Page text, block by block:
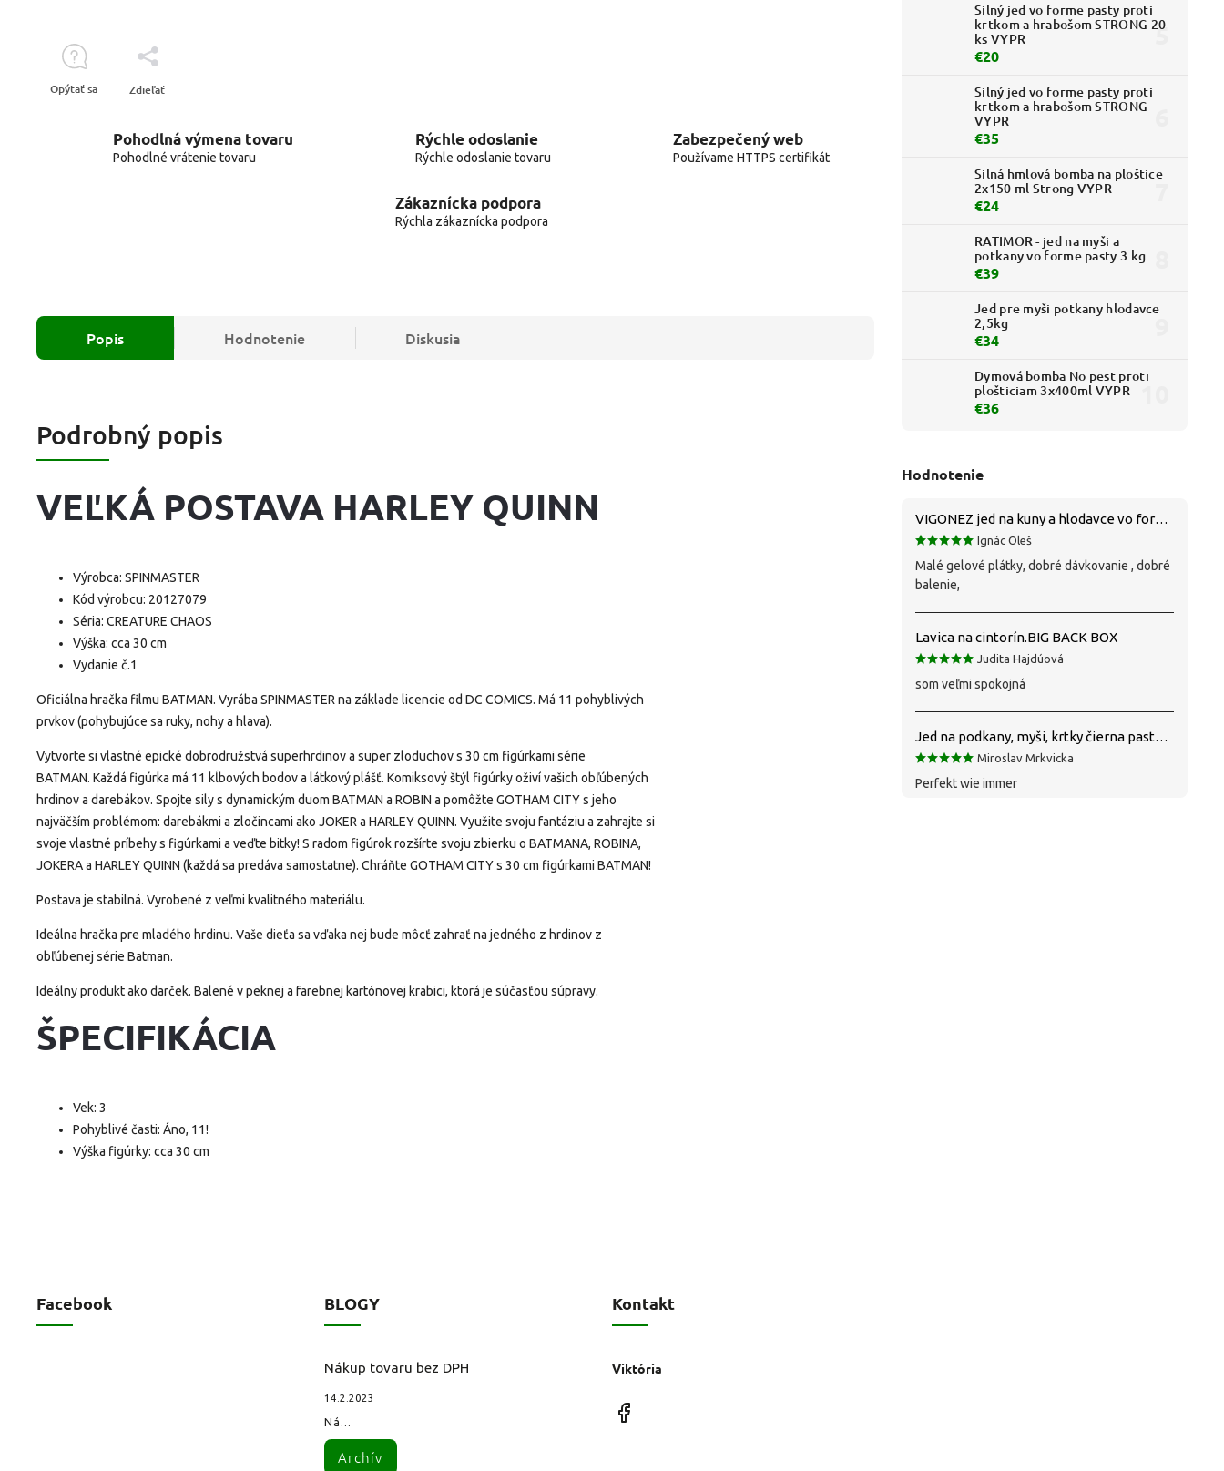
Silný jed vo forme pasty proti
krtkom a hrabošom STRONG 20
ks VYPR
€20
Silný jed vo forme pasty proti
krtkom a hrabošom STRONG
VYPR
€35
Silná hmlová bomba na ploštice
2x150 ml Strong VYPR
€24
RATIMOR - jed na myši a
potkany vo forme pasty 3 kg
€39
Jed pre myši potkany hlodavce
2,5kg
€34
Dymová bomba No pest proti
plošticiam 3x400ml VYPR
€36
Hodnotenie
VIGONEZ jed na kuny a hlodavce vo forme pasty 1,5 kg
Ignác Oleš
Malé gelové plátky, dobré dávkovanie , dobré
balenie,
Lavica na cintorín.BIG BACK BOX
Judita Hajdúová
som veľmi spokojná
Jed na podkany, myši, krtky čierna pasta silná 1 kg VYPR
Miroslav Mrkvicka
Perfekt wie immer
Opýtať sa Zdieľať
Pohodlná výmena tovaru
Pohodlné vrátenie tovaru
Rýchle odoslanie
Rýchle odoslanie tovaru
Zabezpečený web
Používame HTTPS certifikát
Zákaznícka podpora
Rýchla zákaznícka podpora
Popis Hodnotenie Diskusia
Podrobný popis
VEĽKÁ POSTAVA HARLEY QUINN
Výrobca: SPINMASTER
Kód výrobcu: 20127079
Séria: CREATURE CHAOS
Výška: cca 30 cm
Vydanie č.1
Oficiálna hračka filmu BATMAN. Vyrába SPINMASTER na základe licencie od DC COMICS. Má 11 pohyblivých
prvkov (pohybujúce sa ruky, nohy a hlava).
Vytvorte si vlastné epické dobrodružstvá superhrdinov a super zloduchov s 30 cm figúrkami série
BATMAN. Každá figúrka má 11 kĺbových bodov a látkový plášť. Komiksový štýl figúrky oživí vašich obľúbených
hrdinov a darebákov. Spojte sily s dynamickým duom BATMAN a ROBIN a pomôžte GOTHAM CITY s jeho
najväčším problémom: darebákmi a zločincami ako JOKER a HARLEY QUINN. Využite svoju fantáziu a zahrajte si
svoje vlastné príbehy s figúrkami a veďte bitky! S radom figúrok rozšírte svoju zbierku o BATMANA, ROBINA,
JOKERA a HARLEY QUINN (každá sa predáva samostatne). Chráňte GOTHAM CITY s 30 cm figúrkami BATMAN!
Postava je stabilná. Vyrobené z veľmi kvalitného materiálu.
Ideálna hračka pre mladého hrdinu. Vaše dieťa sa vďaka nej bude môcť zahrať na jedného z hrdinov z
obľúbenej série Batman.
Ideálny produkt ako darček. Balené v peknej a farebnej kartónovej krabici, ktorá je súčasťou súpravy.
ŠPECIFIKÁCIA
Vek: 3
Pohyblivé časti: Áno, 11!
Výška figúrky: cca 30 cm
Facebook BLOGY
Nákup tovaru bez DPH
14.2.2023
Ná...
Archív
Kontakt
Viktória